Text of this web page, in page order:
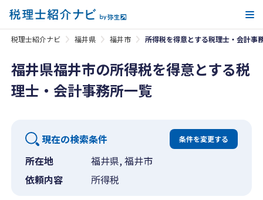
税理士紹介ナビ 福井県 福井市 所得税を得意とする税理士・会計事
福井県福井市の所得税を得意とする税
理士・会計事務所一覧
現在の検索条件 条件を変更する
所在地
福井県, 福井市
依頼内容
所得税